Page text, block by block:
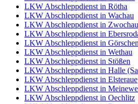
LKW Abschleppdienst in Rötha
LKW Abschleppdienst in Wachau
LKW Abschleppdienst in
LKW Abschleppdienst in
LKW Abschleppdienst in Görschen
LKW Abschleppdienst in Wethau
LKW Abschleppdienst in Stößen
LKW Abschleppdienst in Halle
LKW Abschleppdienst in Elsteraue
LKW Abschleppdienst in
LKW Abschleppdienst in Oechlitz